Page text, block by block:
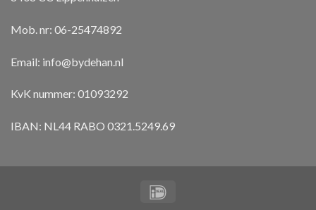
Mob. nr: 06-25474892
Email: info@bydehan.nl
KvK nummer: 01093292
IBAN: NL44 RABO 0321.5249.69